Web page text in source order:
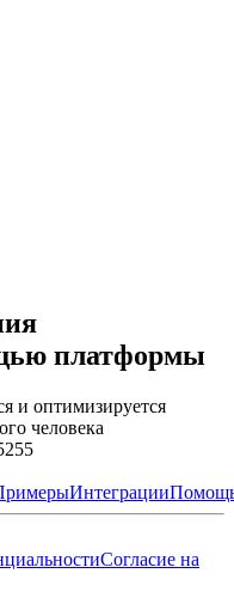
платформы
и оптимизируется
человека
Интеграции
Согласие на